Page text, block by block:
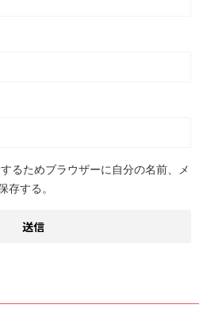
るためブラウザーに自分の名前、メ
存する。